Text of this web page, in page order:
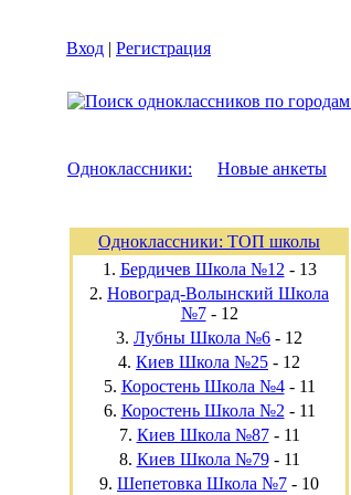
Вход | Регистрация
Одноклассники: Новые анкеты
Одноклассники: ТОП школы
1. Бердичев Школа №12 - 13
2. Новоград-Волынский Школа
№7- 12
3. Лубны Школа №6 - 12
4. Киев Школа №25 - 12
5. Коростень Школа №4- 11
6. Коростень Школа №2 - 11
7. Киев Школа №87- 11
8. Киев Школа №79- 11
9. Шепетовка Школа №7 - 10